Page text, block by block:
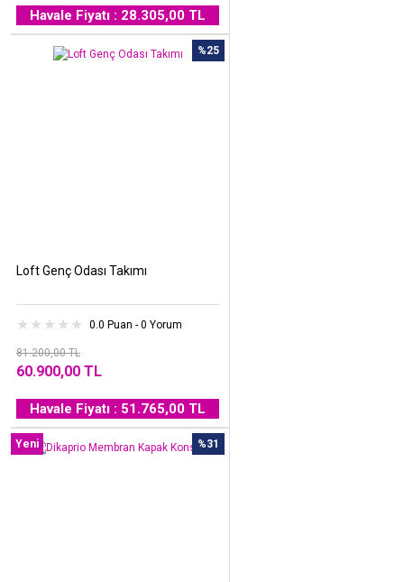
Havale Fiyatı : 28.305,00 TL
%25
Loft Genç Odası Takımı
0.0 Puan - 0 Yorum
81.200,00 TL
60.900,00 TL
Havale Fiyatı : 51.765,00 TL
%31
Yeni